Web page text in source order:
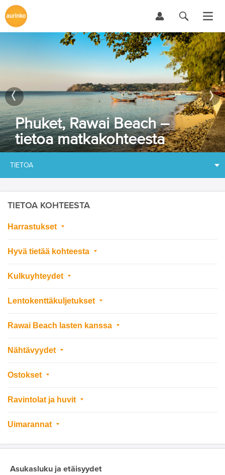
Phuket, Rawai Beach –
tietoa matkakohteesta
TIETOA
TIETOA KOHTEESTA
Harrastukset
Hyvä tietää kohteesta
Kulkuyhteydet
Lentokenttäkuljetukset
Rawai Beach lasten kanssa
Nähtävyydet
Ostokset
Ravintolat ja huvit
Uimarannat
Asukasluku ja etäisyydet